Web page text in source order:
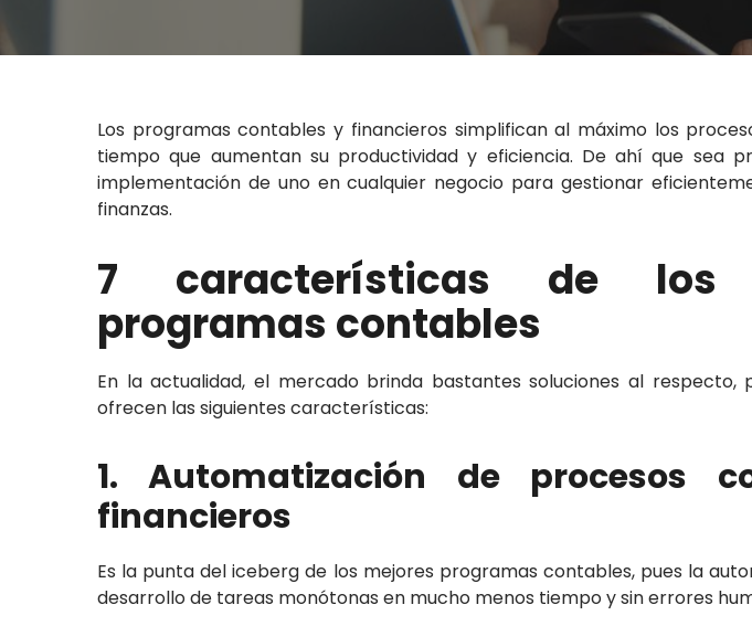
Los programas contables y financieros simplifican al máximo los
tiempo que aumentan su productividad y eficiencia. De ahí que sea
implementación de uno en cualquier negocio para gestionar
finanzas.
7 características de los
programas contables
En la actualidad, el mercado brinda bastantes soluciones al respecto,
ofrecen las siguientes características:
1. Automatización de procesos
financieros
Es la punta del iceberg de los mejores programas contables, pues la
desarrollo de tareas monótonas en mucho menos tiempo y sin errores